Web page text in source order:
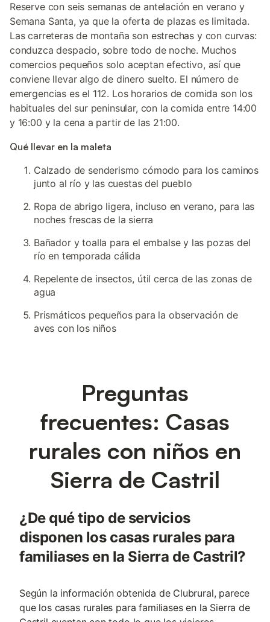
Reserve con seis semanas de antelación en verano y
Semana Santa, ya que la oferta de plazas es limitada.
Las carreteras de montaña son estrechas y con curvas:
conduzca despacio, sobre todo de noche. Muchos
comercios pequeños solo aceptan efectivo, así que
conviene llevar algo de dinero suelto. El número de
emergencias es el 112. Los horarios de comida son los
habituales del sur peninsular, con la comida entre 14:00
y 16:00 y la cena a partir de las 21:00.
Qué llevar en la maleta
Calzado de senderismo cómodo para los caminos
junto al río y las cuestas del pueblo
Ropa de abrigo ligera, incluso en verano, para las
noches frescas de la sierra
Bañador y toalla para el embalse y las pozas del
río en temporada cálida
Repelente de insectos, útil cerca de las zonas de
agua
Prismáticos pequeños para la observación de
aves con los niños
Preguntas
frecuentes: Casas
rurales con niños en
Sierra de Castril
¿De qué tipo de servicios
disponen los casas rurales para
familiases en la Sierra de Castril?
Según la información obtenida de Clubrural, parece
que los casas rurales para familiases en la Sierra de